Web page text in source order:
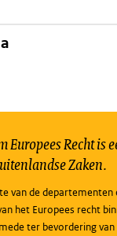
Europees Recht is
Zaken.
van de
het Europees recht
ter bevordering